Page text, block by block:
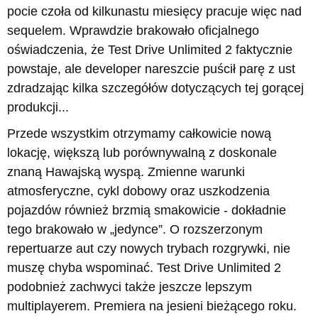
pocie czoła od kilkunastu miesięcy pracuje więc nad
sequelem. Wprawdzie brakowało oficjalnego
oświadczenia, że Test Drive Unlimited 2 faktycznie
powstaje, ale developer nareszcie puścił parę z ust
zdradzając kilka szczegółów dotyczących tej gorącej
produkcji...
Przede wszystkim otrzymamy całkowicie nową
lokację, większą lub porównywalną z doskonale
znaną Hawajską wyspą. Zmienne warunki
atmosferyczne, cykl dobowy oraz uszkodzenia
pojazdów również brzmią smakowicie - dokładnie
tego brakowało w „jedynce”. O rozszerzonym
repertuarze aut czy nowych trybach rozgrywki, nie
muszę chyba wspominać. Test Drive Unlimited 2
podobnież zachwyci także jeszcze lepszym
multiplayerem. Premiera na jesieni bieżącego roku.